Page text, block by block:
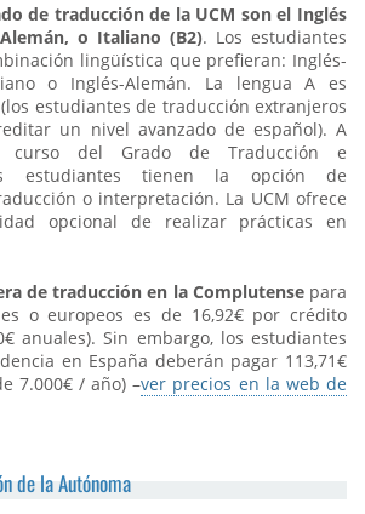
de traducción de la UCM son el Inglés
Alemán, o Italiano (B2). Los estudiantes
lingüística que prefieran: Inglés-
o Inglés-Alemán. La lengua A es
estudiantes de traducción extranjeros
un nivel avanzado de español). A
del Grado de Traducción e
estudiantes tienen la opción de
o interpretación. La UCM ofrece
opcional de realizar prácticas en
de traducción en la Complutense para
o europeos es de 16,92€ por crédito
anuales). Sin embargo, los estudiantes
en España deberán pagar 113,71€
7.000€ / año) –ver precios en la web de
de la Autónoma